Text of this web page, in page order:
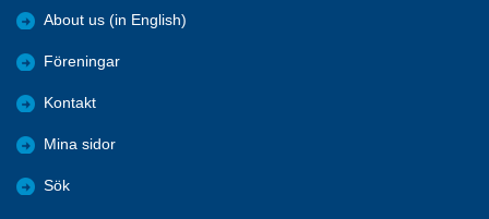
About us (in English)
Föreningar
Kontakt
Mina sidor
Sök